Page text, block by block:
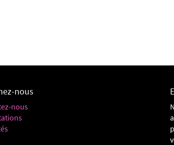
nous
nous